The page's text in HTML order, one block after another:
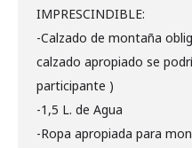
IMPRESCINDIBLE:
-Calzado de montaña
calzado apropiado se
participante )
-1,5 L. de Agua
-Ropa apropiada para